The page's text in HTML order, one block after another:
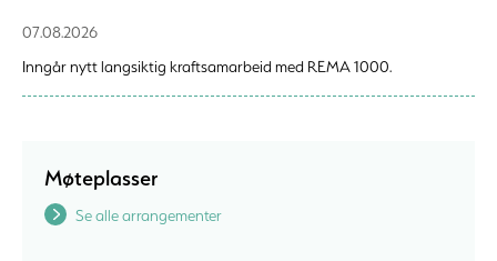
07.08.2026
Inngår nytt langsiktig kraftsamarbeid med REMA 1000.
Møteplasser
Se alle arrangementer